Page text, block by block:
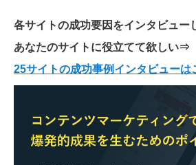
各サイトの成功要因をインタビュー
あなたのサイトに役立てて欲しい⇒
25サイトの成功事例インタビューは